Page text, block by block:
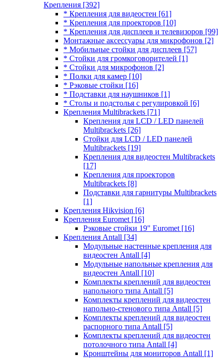
Крепления [392]
* Крепления для видеостен [61]
* Крепления для проекторов [10]
* Крепления для дисплеев и телевизоров [99]
Монтажные аксессуары для микрофонов [2]
* Мобильные стойки для дисплеев [57]
* Стойки для громкоговорителей [1]
* Стойки для микрофонов [2]
* Полки для камер [10]
* Рэковые стойки [16]
* Подставки для наушников [1]
* Столы и подстолья с регулировкой [6]
Крепления Multibrackets [71]
Крепления для LCD / LED панелей
Multibrackets [26]
Стойки для LCD / LED панелей
Multibrackets [19]
Крепления для видеостен Multibrackets
[17]
Крепления для проекторов
Multibrackets [8]
Подставки для гарнитуры Multibrackets
[1]
Крепления Hikvision [6]
Крепления Euromet [16]
Рэковые стойки 19" Euromet [16]
Крепления Antall [34]
Модульные настенные крепления для
видеостен Antall [4]
Модульные напольные крепления для
видеостен Antall [10]
Комплекты креплений для видеостен
напольного типа Antall [5]
Комплекты креплений для видеостен
напольно-стенового типа Antall [5]
Комплекты креплений для видеостен
распорного типа Antall [5]
Комплекты креплений для видеостен
потолочного типа Antall [4]
Кронштейны для мониторов Antall [1]